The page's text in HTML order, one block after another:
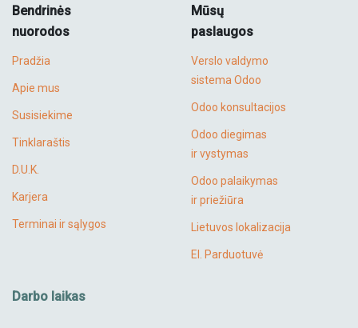
Bendrinės
nuorodos
Pradžia
Apie mus
Susisiekime
Tinklaraštis
D.U.K.
Karjera
Terminai ir sąlygos
Darbo laikas
Mūsų
paslaugos
Verslo valdymo
sistema Odoo
Odoo konsultacijos
Odoo diegimas
ir vystymas
Odoo palaikymas
ir priežiūra
Lietuvos lokalizacija
El. Parduotuvė